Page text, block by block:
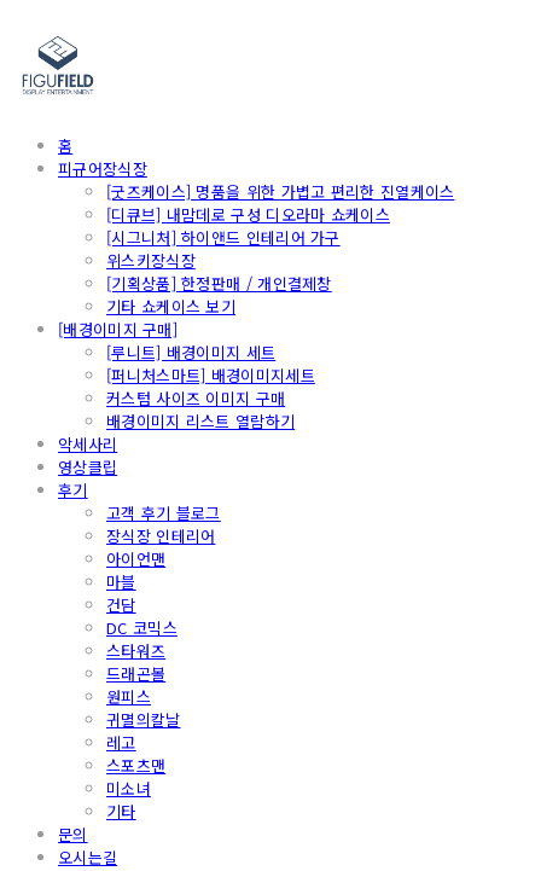
홈
피규어장식장
[굿즈케이스] 명품을 위한 가볍고 편리한 진열케이스
[디큐브] 내맘데로 구성 디오라마 쇼케이스
[시그니처] 하이앤드 인테리어 가구
위스키장식장
[기획상품] 한정판매 / 개인결제창
기타 쇼케이스 보기
[배경이미지 구매]
[루니트] 배경이미지 세트
[퍼니처스마트] 배경이미지세트
커스텀 사이즈 이미지 구매
배경이미지 리스트 열람하기
악세사리
영상클립
후기
고객 후기 블로그
장식장 인테리어
아이언맨
마블
건담
DC 코믹스
스타워즈
드래곤볼
원피스
귀멸의칼날
레고
스포츠맨
미소녀
기타
문의
오시는길